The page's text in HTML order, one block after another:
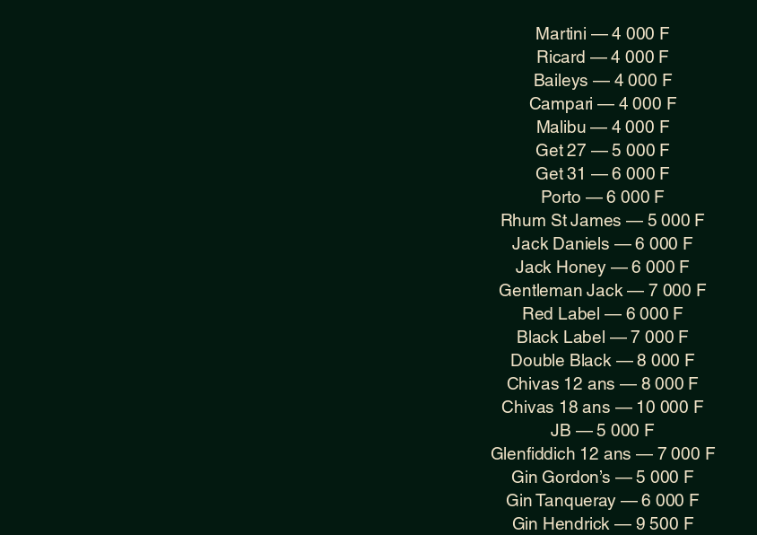
Martini — 4 000 F
Ricard — 4 000 F
Baileys — 4 000 F
Campari — 4 000 F
Malibu — 4 000 F
Get 27 — 5 000 F
Get 31 — 6 000 F
Porto — 6 000 F
Rhum St James — 5 000 F
Jack Daniels — 6 000 F
Jack Honey — 6 000 F
Gentleman Jack — 7 000 F
Red Label — 6 000 F
Black Label — 7 000 F
Double Black — 8 000 F
Chivas 12 ans — 8 000 F
Chivas 18 ans — 10 000 F
JB — 5 000 F
Glenfiddich 12 ans — 7 000 F
Gin Gordon’s — 5 000 F
Gin Tanqueray — 6 000 F
Gin Hendrick — 9 500 F